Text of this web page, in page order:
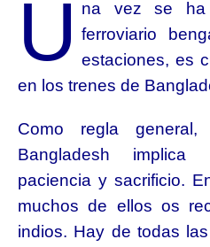
U
na vez se ha
ferroviario
estaciones, es
en los trenes de
Como regla
Bangladesh
paciencia y sacrificio.
muchos de ellos os
indios. Hay de todas